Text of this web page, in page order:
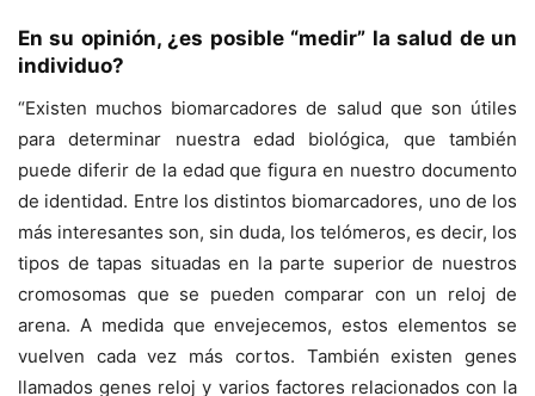
En su opinión, ¿es posible “medir” la salud de un
individuo?
“Existen muchos biomarcadores de salud que son útiles
para determinar nuestra edad biológica, que también
puede diferir de la edad que figura en nuestro documento
de identidad. Entre los distintos biomarcadores, uno de los
más interesantes son, sin duda, los telómeros, es decir, los
tipos de tapas situadas en la parte superior de nuestros
cromosomas que se pueden comparar con un reloj de
arena. A medida que envejecemos, estos elementos se
vuelven cada vez más cortos. También existen genes
llamados genes reloj y varios factores relacionados con la